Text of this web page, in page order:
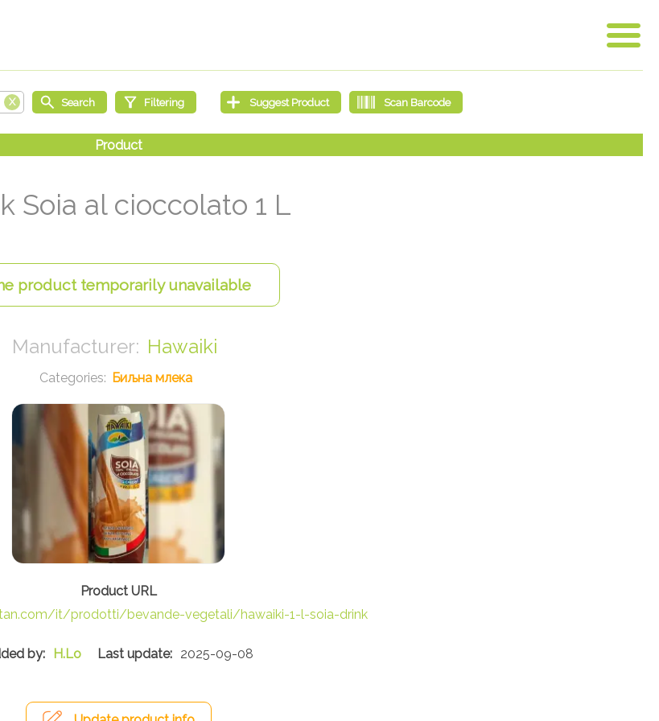
Soia al cioccolato 1 L
Hawaiki
Биљна млека
it/prodotti/bevande-vegetali/hawaiki-1-l-soia-drink
H.Lo 2025-09-08